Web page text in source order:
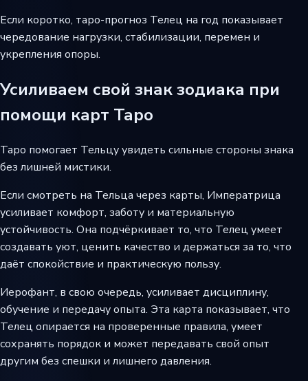
Если коротко, таро-прогноз Телец на год показывает
чередование нагрузки, стабилизации, перемен и
укрепления опоры.
Усиливаем свой знак зодиака при
помощи карт Таро
Таро помогает Тельцу увидеть сильные стороны знака
без лишней мистики.
Если смотреть на Тельца через карты, Императрица
усиливает комфорт, заботу и материальную
устойчивость. Она подчёркивает то, что Телец умеет
создавать уют, ценить качество и держаться за то, что
даёт спокойствие и практическую пользу.
Иерофант, в свою очередь, усиливает дисциплину,
обучение и передачу опыта. Эта карта показывает, что
Телец опирается на проверенные правила, умеет
сохранять порядок и может передавать свой опыт
другим без спешки и лишнего давления.